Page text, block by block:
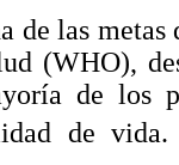
de las
(WHO),
de los
de vida.